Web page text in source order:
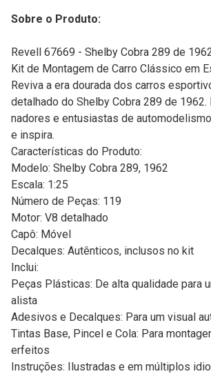
Sobre o Produto:
Revell 67669 - Shelby Cobra 289 de
Kit de Montagem de Carro Clássico em
Reviva a era dourada dos carros
detalhado do Shelby Cobra 289 de
nadores e entusiastas de
e inspira.
Características do Produto:
Modelo: Shelby Cobra 289, 1962
Escala: 1:25
Número de Peças: 119
Motor: V8 detalhado
Capô: Móvel
Decalques: Autênticos, inclusos no kit
Inclui:
Peças Plásticas: De alta qualidade para
alista
Adesivos e Decalques: Para um visual
Tintas Base, Pincel e Cola: Para
erfeitos
Instruções: Ilustradas e em múltiplos